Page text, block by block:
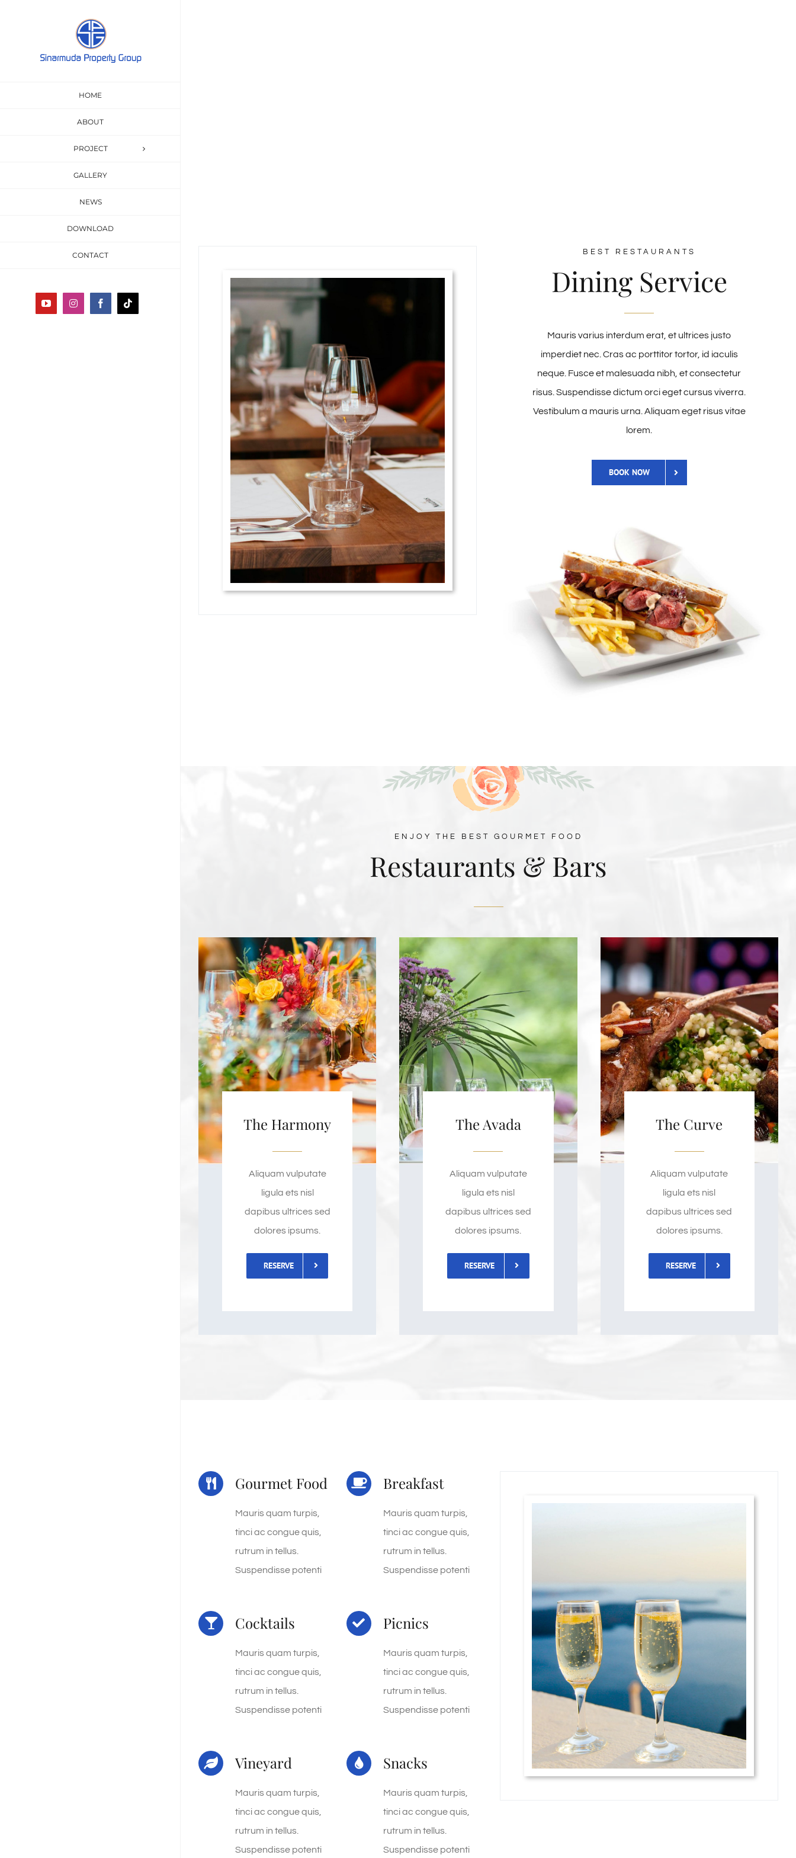
HOME
ABOUT
PROJECT
GALLERY
NEWS
DOWNLOAD
CONTACT
YouTubeInstagramFacebookTiktok
BEST RESTAURANTS
Dining Service
Mauris varius interdum erat, et ultrices justo
imperdiet nec. Cras ac porttitor tortor, id iaculis
neque. Fusce et malesuada nibh, et consectetur
risus. Suspendisse dictum orci eget cursus viverra.
Vestibulum a mauris urna. Aliquam eget risus vitae
lorem.
BOOK NOW
ENJOY THE BEST GOURMET FOOD
Restaurants & Bars
The Harmony
Aliquam vulputate
ligula ets nisl
dapibus ultrices sed
dolores ipsums.
RESERVE
The Avada
Aliquam vulputate
ligula ets nisl
dapibus ultrices sed
dolores ipsums.
RESERVE
The Curve
Aliquam vulputate
ligula ets nisl
dapibus ultrices sed
dolores ipsums.
RESERVE
Gourmet Food
Mauris quam turpis,
tinci ac congue quis,
rutrum in tellus.
Suspendisse potenti
Breakfast
Mauris quam turpis,
tinci ac congue quis,
rutrum in tellus.
Suspendisse potenti
Cocktails
Mauris quam turpis,
tinci ac congue quis,
rutrum in tellus.
Suspendisse potenti
Picnics
Mauris quam turpis,
tinci ac congue quis,
rutrum in tellus.
Suspendisse potenti
Vineyard
Mauris quam turpis,
tinci ac congue quis,
rutrum in tellus.
Suspendisse potenti
Snacks
Mauris quam turpis,
tinci ac congue quis,
rutrum in tellus.
Suspendisse potenti